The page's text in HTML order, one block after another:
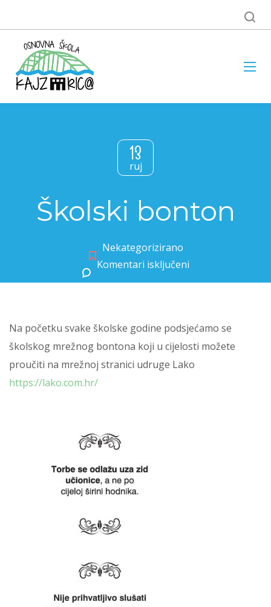
13
ruj
Školski bonton
Nekategorizirano
Komentari isključeni
Na početku svake školske godine podsjećamo se
školskog mrežnog bontona koji u cijelosti možete
proučiti na mrežnoj stranici udruge Lako
https://lako.com.hr/